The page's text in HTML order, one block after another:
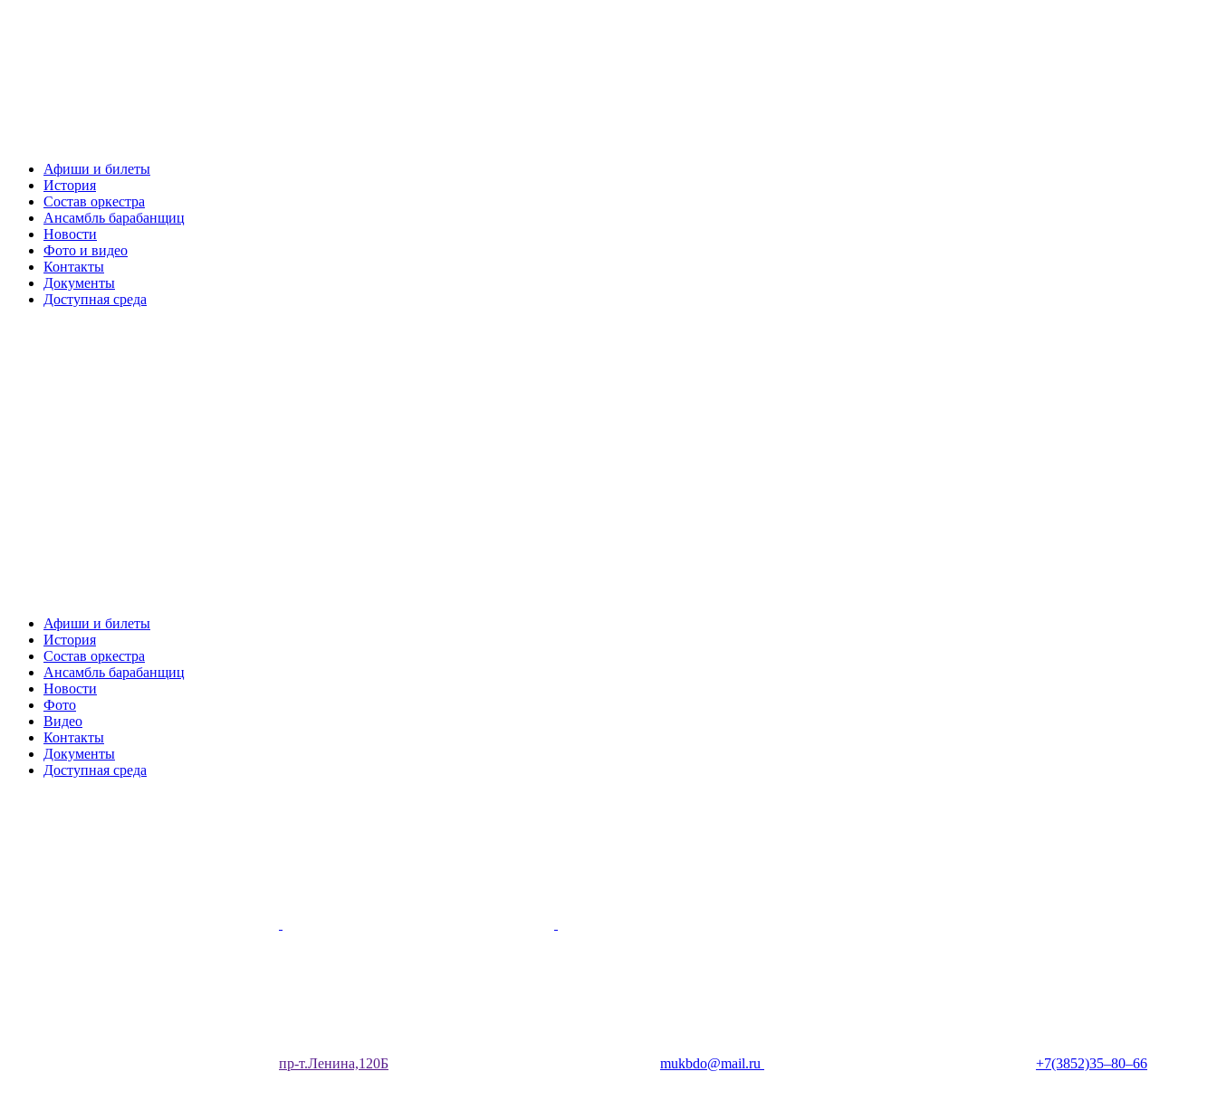
Афиши и билеты
История
Состав оркестра
Ансамбль барабанщиц
Новости
Фото и видео
Контакты
Документы
Доступная среда
Афиши и билеты
История
Состав оркестра
Ансамбль барабанщиц
Новости
Фото
Видео
Контакты
Документы
Доступная среда
​пр-т.Ленина,120Б​ mukbdo@mail.ru +7(3852)35‒80‒66